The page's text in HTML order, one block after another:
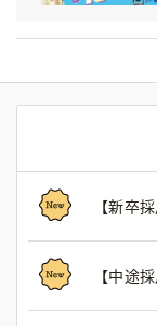
【新卒
【中途